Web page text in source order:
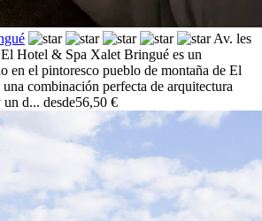
Av. les
El Hotel & Spa Xalet Bringué es un
en el pintoresco pueblo de montaña de El
combinación perfecta de arquitectura
un d... desde56,50 €